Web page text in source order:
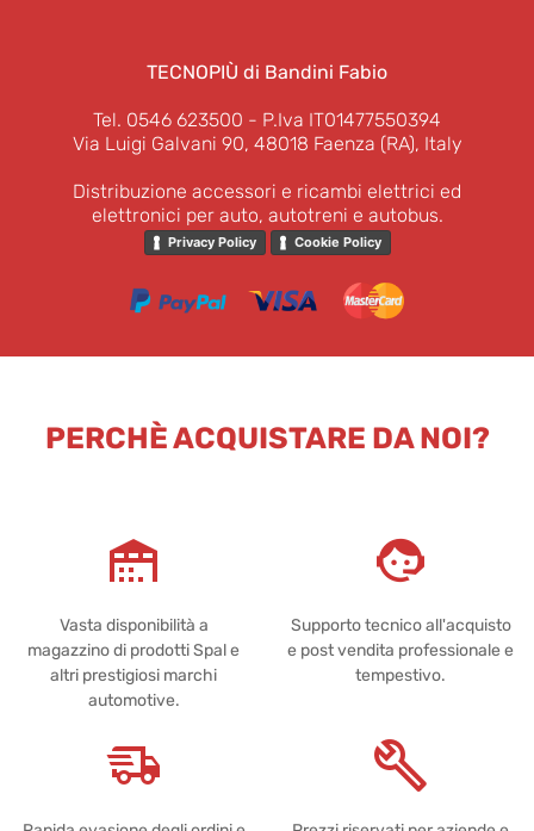
TECNOPIÙ di Bandini Fabio
Tel. 0546 623500 - P.Iva IT01477550394
Via Luigi Galvani 90, 48018 Faenza (RA), Italy
Distribuzione accessori e ricambi elettrici ed
elettronici per auto, autotreni e autobus.
Privacy Policy Cookie Policy
PERCHÈ ACQUISTARE DA NOI?
Vasta disponibilità a
magazzino di prodotti Spal e
altri prestigiosi marchi
automotive.
Supporto tecnico all'acquisto
e post vendita professionale e
tempestivo.